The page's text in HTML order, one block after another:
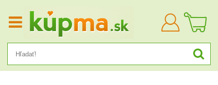
Prihlásiť
sa